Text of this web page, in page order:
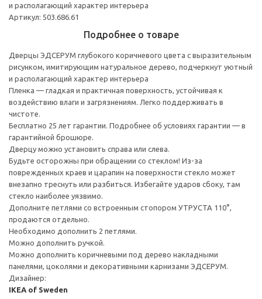
и располагающий характер интерьера
Артикул: 503.686.61
Подробнее о товаре
Дверцы ЭДСЕРУМ глубокого коричневого цвета с выразительным
рисунком, имитирующим натуральное дерево, подчеркнут уютный
и располагающий характер интерьера
Пленка — гладкая и практичная поверхность, устойчивая к
воздействию влаги и загрязнениям. Легко поддерживать в
чистоте.
Бесплатно 25 лет гарантии. Подробнее об условиях гарантии — в
гарантийной брошюре.
Дверцу можно установить справа или слева.
Будьте осторожны при обращении со стеклом! Из-за
поврежденных краев и царапин на поверхности стекло может
внезапно треснуть или разбиться. Избегайте ударов сбоку, там
стекло наиболее уязвимо.
Дополните петлями со встроенным стопором УТРУСТА 110°,
продаются отдельно.
Необходимо дополнить 2 петлями.
Можно дополнить ручкой.
Можно дополнить коричневыми под дерево накладными
панелями, цоколями и декоративными карнизами ЭДСЕРУМ.
Дизайнер:
IKEA of Sweden